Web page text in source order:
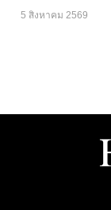
5 สิงหาคม 2569